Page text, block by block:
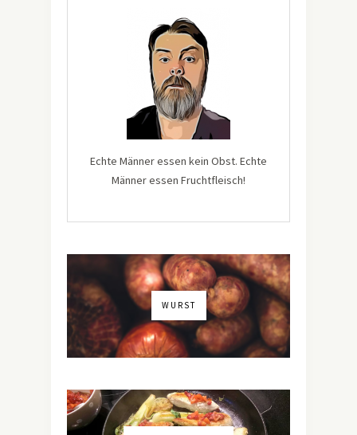
Echte Männer essen kein Obst. Echte
Männer essen Fruchtfleisch!
WURST